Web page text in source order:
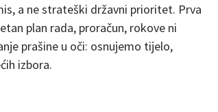
a ne strateški državni prioritet. Prva
plan rada, proračun, rokove ni
prašine u oči: osnujemo tijelo,
izbora.